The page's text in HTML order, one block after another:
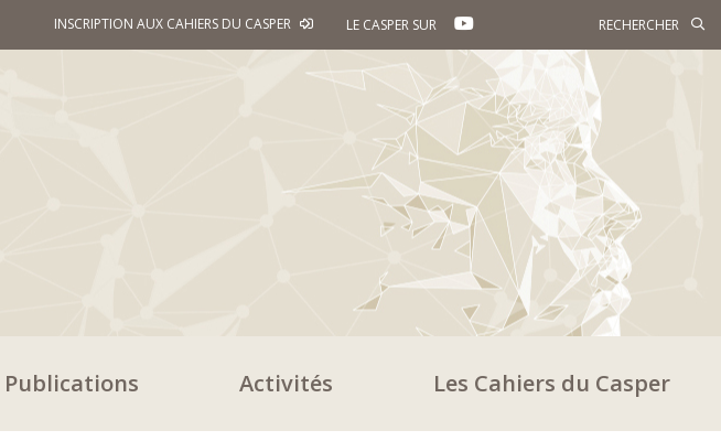
INSCRIPTION AUX CAHIERS DU CASPER LE CASPER SUR YOUTUBE
Publications Activités Les Cahiers du Casper